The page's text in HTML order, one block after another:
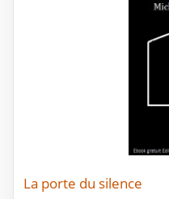
La porte du silence